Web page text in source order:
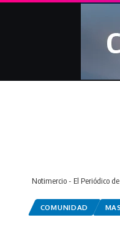
Notimercio - El Periódico
COMUNIDAD